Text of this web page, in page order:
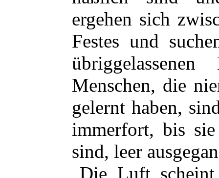
ergehen sich
Festes und
Menschen, die
gelernt haben,
immerfort, bis
sind, leer
Die Luft